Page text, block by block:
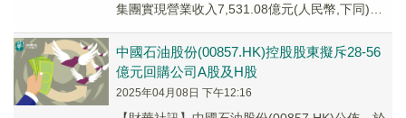
集團實現營業收入7,531.08億元(人民幣,下同)，
中國石油股份(00857.HK)控股股東擬斥28-56
億元回購公司A股及H股
2025年04月08日 下午12:16